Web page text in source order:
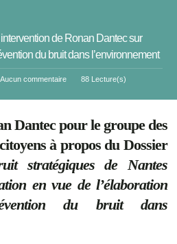
de Ronan Dantec sur
du bruit dans l’environnement
Aucun commentaire 88 Lecture(s)
Dantec pour le groupe des
à propos du Dossier
stratégiques de Nantes
en vue de l’élaboration
du bruit dans